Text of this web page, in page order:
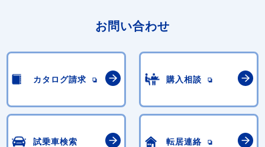
お問い合わせ
カタログ請求 購入相談
試乗車検索 転居連絡